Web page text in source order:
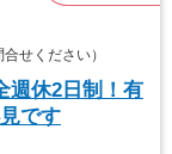
せください）
週休2日制！有
です